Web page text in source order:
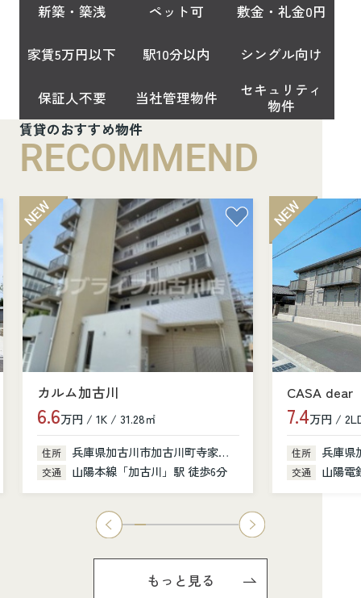
新築・築浅 ペット可 敷金・礼金0円
家賃5万円以下 駅10分以内 シングル向け
保証人不要 当社管理物件
セキュリティ
物件
賃貸のおすすめ物件
RECOMMEND
カルム加古川
6.6万円 / 1K / 31.28㎡
住所 兵庫県加古川市加古川町寺家町379-1
交通 山陽本線「加古川」駅 徒歩6分
CASA dear
7.4万円 /
住所 兵庫県
交通 山陽電
もっと見る